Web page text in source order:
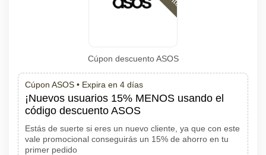
Cúpon descuento ASOS
Cúpon ASOS • Expira en 4 días
¡Nuevos usuarios 15% MENOS usando el
código descuento ASOS
Estás de suerte si eres un nuevo cliente, ya que con este
vale promocional conseguirás un 15% de ahorro en tu
primer pedido